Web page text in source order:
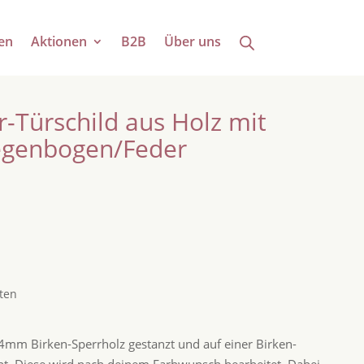
Aktionen B2B Über uns
Türschild aus Holz mit
Feder
Birken-Sperrholz gestanzt und auf einer Birken-